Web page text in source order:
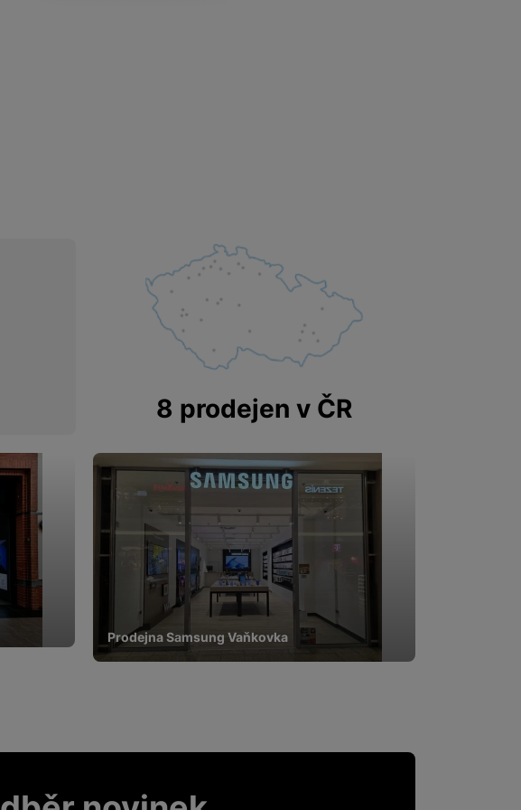
zobrazit vhodné obsahy nebo reklamy jak
8 prodejen v ČR
Prodejna Samsung Vaňkovka